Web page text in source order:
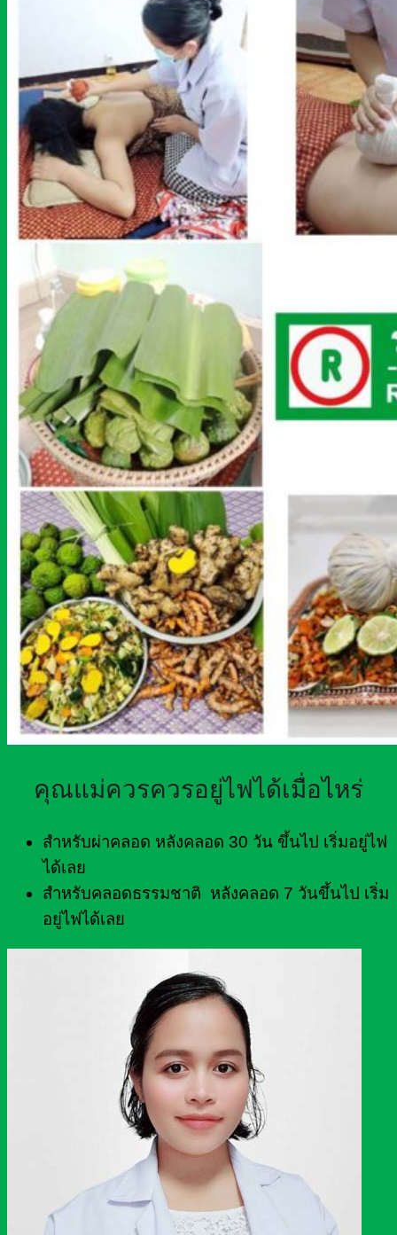
คุณแม่ควรควรอยู่ไฟได้เมื่อไหร่
สำหรับผ่าคลอด หลังคลอด 30 วัน ขึ้นไป เริ่มอยู่ไฟ
ได้เลย
สำหรับคลอดธรรมชาติ หลังคลอด 7 วันขึ้นไป เริ่ม
อยู่ไฟได้เลย